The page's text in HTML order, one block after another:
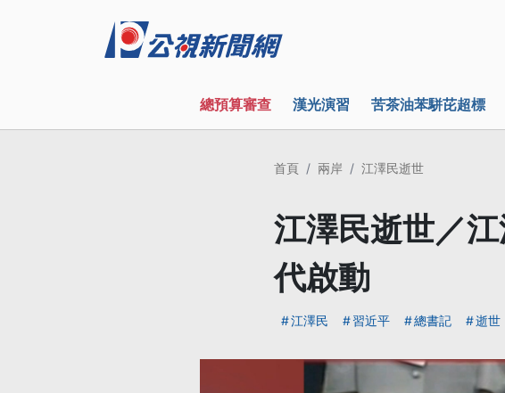
總預算審查 漢光演習 苦茶油苯駢芘超標
首頁 兩岸 江澤民逝世
江澤民逝世／
代啟動
江澤民 習近平 總書記 逝世